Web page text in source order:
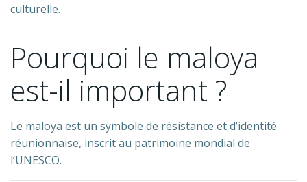
culturelle.
Pourquoi le maloya
est-il important ?
Le maloya est un symbole de résistance et d’identité
réunionnaise, inscrit au patrimoine mondial de
l’UNESCO.